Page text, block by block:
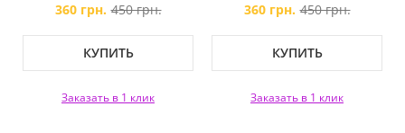
360 грн. 450 грн.
КУПИТЬ
Заказать в 1 клик
360 грн. 450 грн.
КУПИТЬ
Заказать в 1 клик